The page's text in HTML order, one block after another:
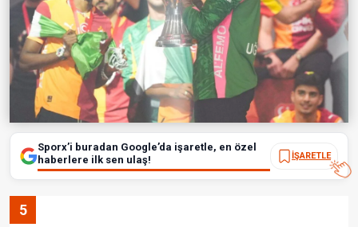
Sporx’i buradan Google’da işaretle, en özel
haberlere ilk sen ulaş!
İŞARETLE
5